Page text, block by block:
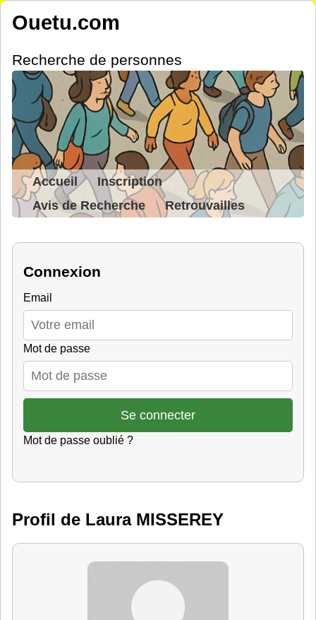
Ouetu.com
Recherche de personnes
Accueil
Inscription
Avis de Recherche
Retrouvailles
Connexion
Email
Mot de passe
Mot de passe oublié ?
Profil de Laura MISSEREY